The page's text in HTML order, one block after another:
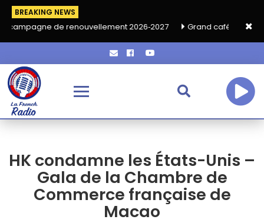
BREAKING NEWS
de renouvellement 2026‑2027 Grand café de rentrée HKA le
HK condamne les États-Unis –
Gala de la Chambre de
Commerce française de
Macao